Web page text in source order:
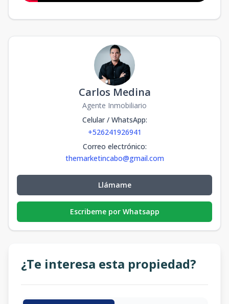
Carlos Medina
Agente Inmobiliario
Celular / WhatsApp:
+526241926941
Correo electrónico:
themarketincabo@gmail.com
Llámame
Escribeme por Whatsapp
¿Te interesa esta propiedad?